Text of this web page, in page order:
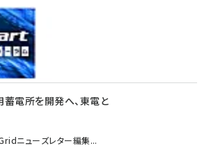
電所を開発へ、東電と
ニューズレター編集...